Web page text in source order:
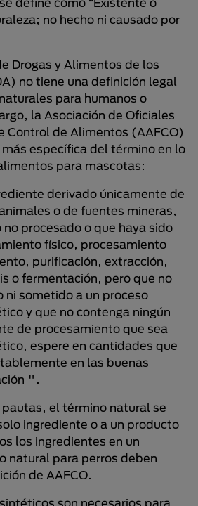
no hecho ni causado por
Drogas y Alimentos de los
no tiene una definición legal
para humanos o
la Asociación de Oficiales
Control de Alimentos (AAFCO)
específica del término en lo
para mascotas:
derivado únicamente de
o de fuentes mineras,
procesado o que haya sido
físico, procesamiento
purificación, extracción,
o fermentación, pero que no
ni sometido a un proceso
y que no contenga ningún
de procesamiento que sea
espere en cantidades que
en las buenas
".
pautas, el término natural se
ingrediente o a un producto
los ingredientes en un
natural para perros deben
de AAFCO.
son necesarios para